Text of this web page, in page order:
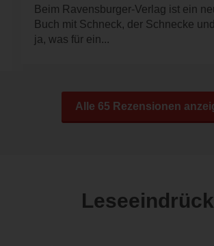
Beim Ravensburger-Verlag ist ein
Buch mit Schneck, der Schnecke
ja, was für ein...
Alle 65 Rezensionen